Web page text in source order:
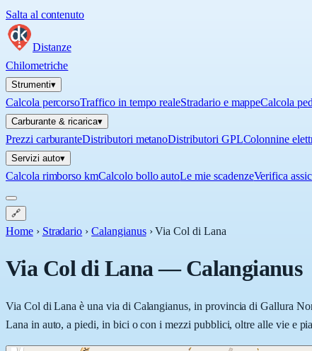
Salta al contenuto
Distanze
Chilometriche
Strumenti▾
Calcola percorsoTraffico in tempo realeStradario e mappeCalcola
Carburante & ricarica▾
Prezzi carburanteDistributori metanoDistributori GPLColonnine
Servizi auto▾
Calcola rimborso kmCalcolo bollo autoLe mie scadenzeVerifica
🔗
Home › Stradario › Calangianus ›Via Col di Lana
Via Col di Lana—Calangianus
Via Col di Lana è una via di Calangianus, in provincia di Gallura
Lana in auto, a piedi, in bici o con i mezzi pubblici, oltre alle vie e